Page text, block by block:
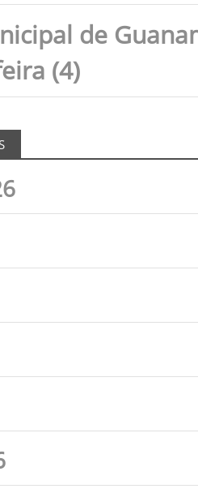
de
(4)